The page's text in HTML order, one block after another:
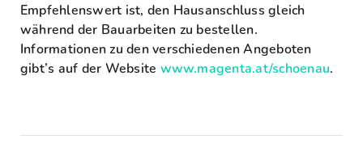
Empfehlenswert ist, den Hausanschluss gleich
während der Bauarbeiten zu bestellen.
Informationen zu den verschiedenen Angeboten
gibt’s auf der Website www.magenta.at/schoenau.